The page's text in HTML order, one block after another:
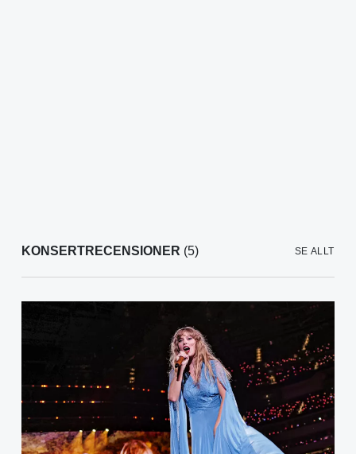
KONSERTRECENSIONER (5) SE ALLT